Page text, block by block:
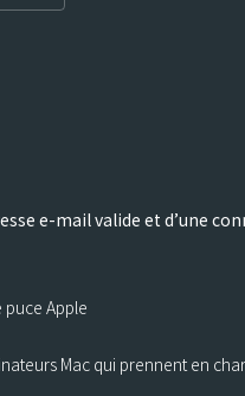
e-mail valide et d’une
puce Apple
Mac qui prennent en